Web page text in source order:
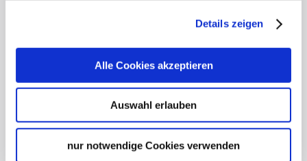
Details zeigen
Alle Cookies akzeptieren
Auswahl erlauben
nur notwendige Cookies verwenden
Picture Database
General terms and conditions
Privacy policy
Cookies
Masthead